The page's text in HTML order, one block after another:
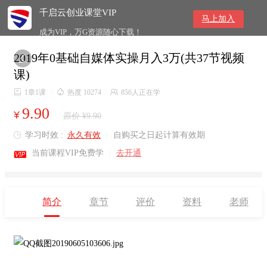
千启云创业课堂VIP
成为VIP，万G资源随心下载！
马上加入

2019年0基础自媒体实操月入3万(共37节视频
课)
 1章1课  热度 10274  856人正在学
¥ 9.90 原价 ¥9.90
 学习时效 : 永久有效 自购买之日起计算有效期
 当前课程VIP免费学 去开通
简介 章节 评价 资料 老师